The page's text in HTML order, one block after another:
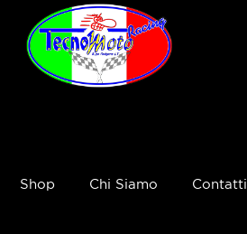
Shop Chi Siamo Contatti